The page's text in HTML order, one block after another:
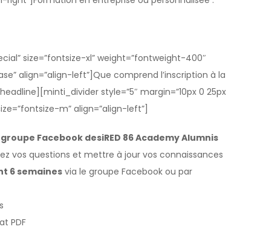
size=”fontsize-xl” weight=”fontweight-400″
align=”align-left”]Que comprend l’inscription à la
style=”5″ margin=”10px 0 25px
m” align=”align-left”]
groupe Facebook desiRED 86 Academy Alumnis
vos questions et mettre à jour vos connaissances
6 semainesvia le groupe Facebook ou par
PDF